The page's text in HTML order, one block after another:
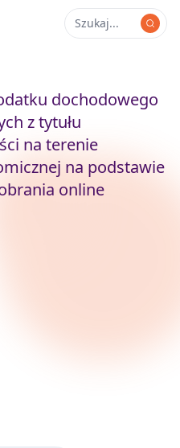
dochodowego
z tytułu
na terenie
na podstawie
online